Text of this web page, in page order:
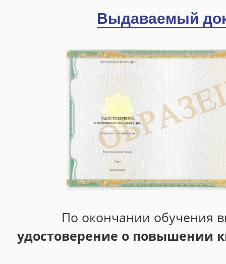
Выдаваемый
По окончании обучения
удостоверение о повышении